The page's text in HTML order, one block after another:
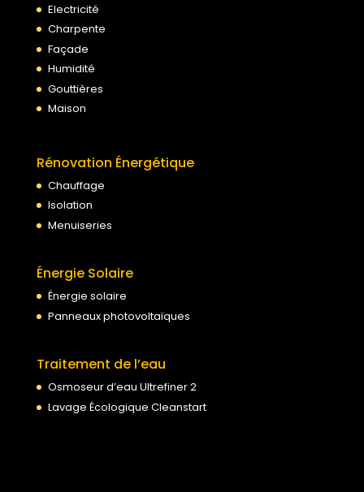
Electricité
Charpente
Façade
Humidité
Gouttières
Maison
Rénovation Énergétique
Chauffage
Isolation
Menuiseries
Énergie Solaire
Énergie solaire
Panneaux photovoltaïques
Traitement de l’eau
Osmoseur d’eau Ultrefiner 2
Lavage Écologique Cleanstart